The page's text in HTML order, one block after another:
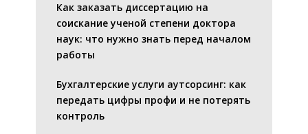
Как заказать диссертацию на
соискание ученой степени доктора
наук: что нужно знать перед началом
работы
Бухгалтерские услуги аутсорсинг: как
передать цифры профи и не потерять
контроль